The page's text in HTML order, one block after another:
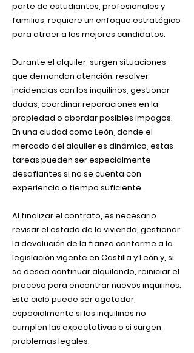
parte de estudiantes, profesionales y
familias, requiere un enfoque estratégico
para atraer a los mejores candidatos.
Durante el alquiler, surgen situaciones
que demandan atención: resolver
incidencias con los inquilinos, gestionar
dudas, coordinar reparaciones en la
propiedad o abordar posibles impagos.
En una ciudad como León, donde el
mercado del alquiler es dinámico, estas
tareas pueden ser especialmente
desafiantes si no se cuenta con
experiencia o tiempo suficiente.
Al finalizar el contrato, es necesario
revisar el estado de la vivienda, gestionar
la devolución de la fianza conforme a la
legislación vigente en Castilla y León y, si
se desea continuar alquilando, reiniciar el
proceso para encontrar nuevos inquilinos.
Este ciclo puede ser agotador,
especialmente si los inquilinos no
cumplen las expectativas o si surgen
problemas legales.